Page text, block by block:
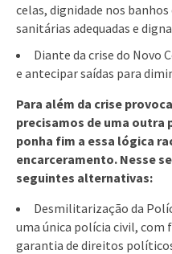
celas, dignidade nos
sanitárias adequadas e
Diante da crise do Novo
e antecipar saídas para
Para além da crise
precisamos de uma outra
ponha fim a essa lógica
encarceramento. Nesse
seguintes alternativas:
Desmilitarização da
uma única polícia civil, com
garantia de direitos